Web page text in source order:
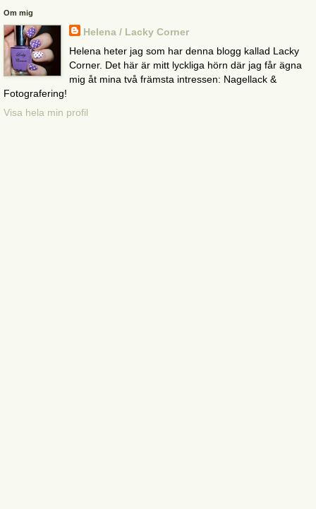
Om mig
Helena / Lacky Corner
Helena heter jag som har denna blogg kallad Lacky
Corner. Det här är mitt lyckliga hörn där jag får ägna
mig åt mina två främsta intressen: Nagellack &
Fotografering!
Visa hela min profil